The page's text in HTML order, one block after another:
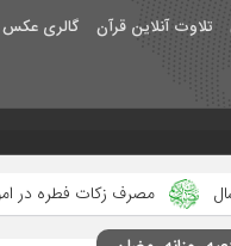
تلاوت آنلاین قرآن گالری عکس
زکات فطره در امور فرهنگی